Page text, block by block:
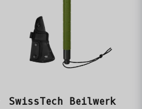
SwissTech Beilwerk